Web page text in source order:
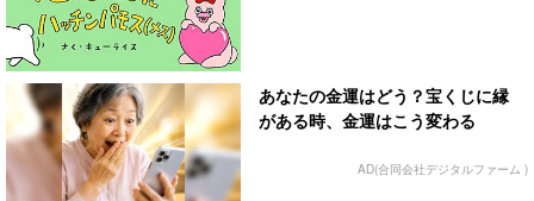
あなたの金運はどう？宝くじに縁
がある時、金運はこう変わる
AD(合同会社デジタルファーム )